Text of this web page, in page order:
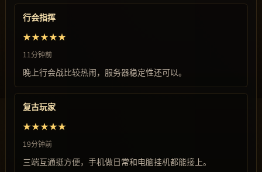
行会指挥
★★★★★
11分钟前
晚上行会战比较热闹，服务器稳定性还可以。
复古玩家
★★★★★
19分钟前
三端互通挺方便，手机做日常和电脑挂机都能接上。